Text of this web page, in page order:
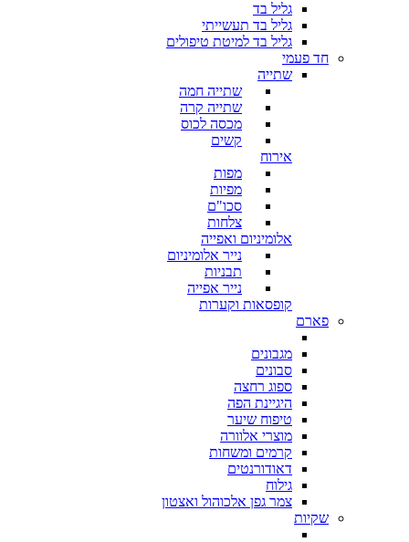
גליל בד
גליל בד תעשייתי
גליל בד למיטת טיפולים
חד פעמי
שתייה
שתייה חמה
שתייה קרה
מכסה לכוס
קשים
אירוח
מפות
מפיות
סכו"ם
צלחות
אלומיניום ואפייה
נייר אלומיניום
תבניות
נייר אפייה
קופסאות וקערות
פארם
מגבונים
סבונים
ספוג רחצה
היגיינת הפה
טיפוח שיער
מוצרי אלוורה
קרמים ומשחות
דאודורנטים
גילוח
צמר גפן אלכוהול ואצטון
שקיות